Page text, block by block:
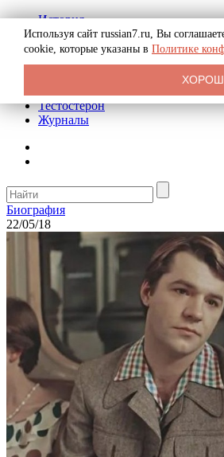
История
Биография
Криминал
Реклама на сайте
Тестостерон
Журналы
Биография
22/05/18
Используя сайт russian7.ru, Вы
cookie, которые указаны в Политике